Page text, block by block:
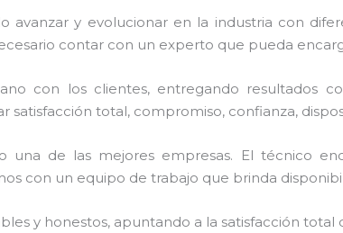
avanzar y evolucionar en la industria con
contar con un experto que pueda
con los clientes, entregando resultados
satisfacción total, compromiso, confianza,
una de las mejores empresas. El técnico
con un equipo de trabajo que brinda
y honestos, apuntando a la satisfacción